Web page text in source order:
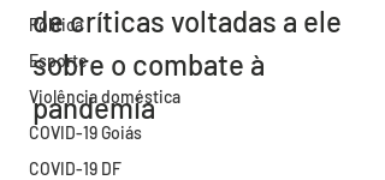
Política
Esporte
Violência doméstica
COVID-19 Goiás
COVID-19 DF
de críticas voltadas a ele
sobre o combate à
pandemia